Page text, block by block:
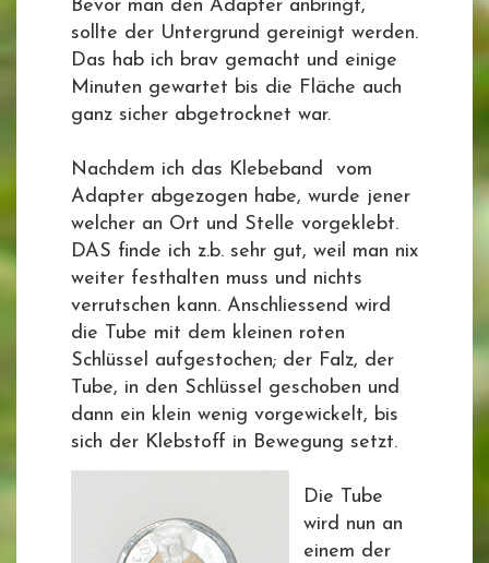
Bevor man den Adapter anbringt,
sollte der Untergrund gereinigt werden.
Das hab ich brav gemacht und einige
Minuten gewartet bis die Fläche auch
ganz sicher abgetrocknet war.
Nachdem ich das Klebeband vom
Adapter abgezogen habe, wurde jener
welcher an Ort und Stelle vorgeklebt.
DAS finde ich z.b. sehr gut, weil man nix
weiter festhalten muss und nichts
verrutschen kann. Anschliessend wird
die Tube mit dem kleinen roten
Schlüssel aufgestochen; der Falz, der
Tube, in den Schlüssel geschoben und
dann ein klein wenig vorgewickelt, bis
sich der Klebstoff in Bewegung setzt.
Die Tube
wird nun an
einem der